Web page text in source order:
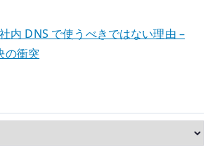
内 DNS で使うべきではない理由 –
の衝突